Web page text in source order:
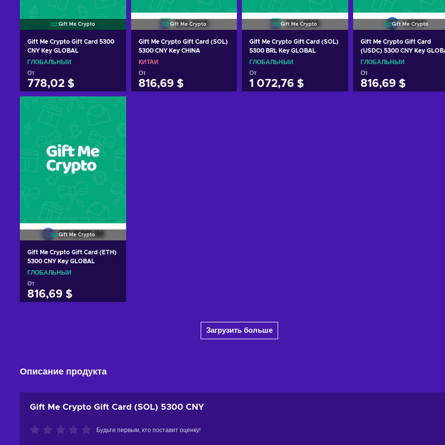
Gift Me Crypto
Gift Me Crypto Gift Card 5300
CNY Key GLOBAL
ГЛОБАЛЬНЫЙ
От
778,02 $
Gift Me Crypto
Gift Me Crypto Gift Card (SOL)
5300 CNY Key CHINA
КИТАЙ
От
816,69 $
Gift Me Crypto
Gift Me Crypto Gift Card (SOL)
5300 BRL Key GLOBAL
ГЛОБАЛЬНЫЙ
От
1 072,76 $
Gift Me Crypto
Gift Me Crypto Gift Card
(USDC) 5300 CNY Key
ГЛОБАЛЬНЫЙ
От
816,69 $
Gift Me Crypto
Gift Me Crypto Gift Card (ETH)
5300 CNY Key GLOBAL
ГЛОБАЛЬНЫЙ
От
816,69 $
Загрузить больше
Описание продукта
Gift Me Crypto Gift Card (SOL) 5300 CNY
Будьте первым, кто поставит оценку!